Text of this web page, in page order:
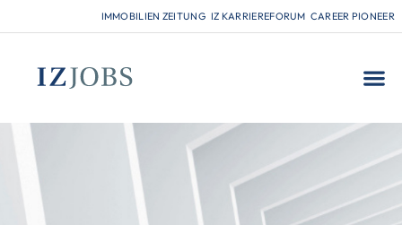
IMMOBILIEN ZEITUNG IZ KARRIEREFORUM CAREER PIONEER